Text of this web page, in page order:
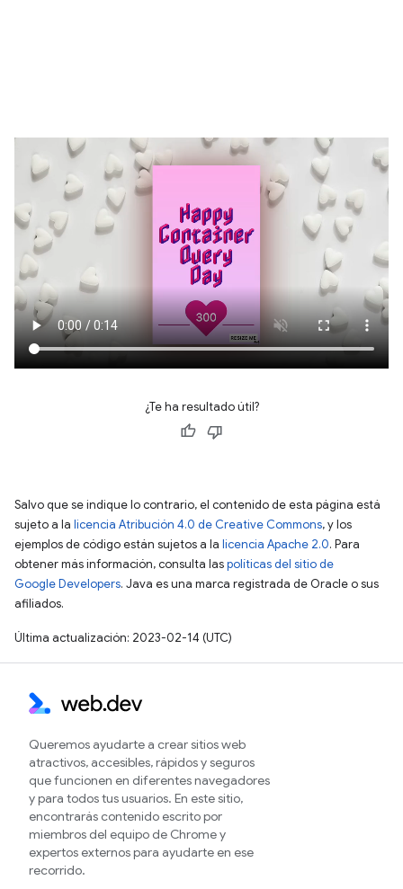
¿Te ha resultado útil?
Salvo que se indique lo contrario, el contenido de esta página está
sujeto a la licencia Atribución 4.0 de Creative Commons, y los
ejemplos de código están sujetos a la licencia Apache 2.0. Para
obtener más información, consulta laspolíticas del sitio de
Google Developers. Java es una marca registrada de Oracle o sus
afiliados.
Última actualización: 2023-02-14 (UTC)
Queremos ayudarte a crear sitios web
atractivos, accesibles, rápidos y seguros
que funcionen en diferentes navegadores
y para todos tus usuarios. En este sitio,
encontrarás contenido escrito por
miembros del equipo de Chrome y
expertos externos para ayudarte en ese
recorrido.